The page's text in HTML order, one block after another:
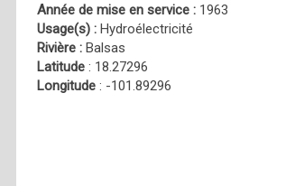
Année de mise en service : 1963
Usage(s) : Hydroélectricité
Rivière : Balsas
Latitude : 18.27296
Longitude : -101.89296